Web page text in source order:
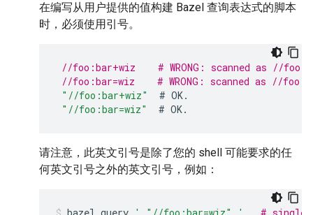
在编写从用户提供的值构建 Bazel 查询表达式的脚本
时，必须使用引号。
//foo:bar+wiz    # WRONG: scanned as //
//foo:bar=wiz    # WRONG: scanned as //
"//foo:bar+wiz"
# OK.
"//foo:bar=wiz"
# OK.
请注意，此英文引号是除了您的 shell 可能要求的任
何英文引号之外的英文引号，例如：